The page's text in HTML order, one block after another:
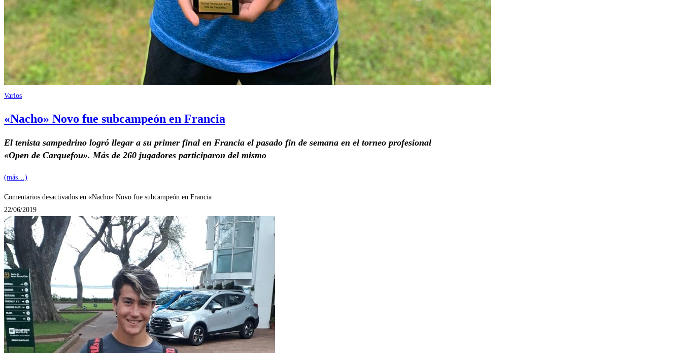
Varios
«Nacho» Novo fue subcampeón en Francia
El tenista sampedrino logró llegar a su primer final en Francia el pasado fin de semana en el torneo profesional
«Open de Carquefou». Más de 260 jugadores participaron del mismo
(más…)
Comentarios desactivados en «Nacho» Novo fue subcampeón en Francia
22/06/2019